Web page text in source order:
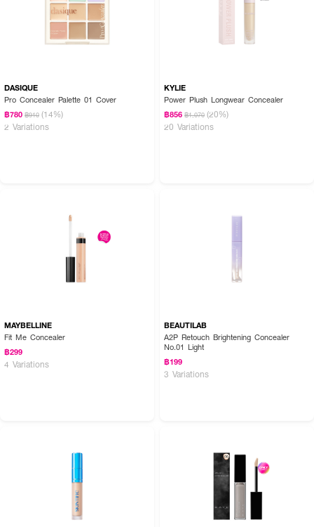
✨ บอกลาใต้ตาคล้ำ ด้วย REVE BEAUTY Brightening Concealer! 💖🌟
DASIQUE
Pro Concealer Palette 01 Cover
฿780 ฿910 (14%)
2 Variations
KYLIE
Power Plush Longwear Concealer
฿856 ฿1,070 (20%)
20 Variations
MAYBELLINE
Fit Me Concealer
฿299
4 Variations
BEAUTILAB
A2P Retouch Brightening Concealer
No.01 Light
฿199
3 Variations